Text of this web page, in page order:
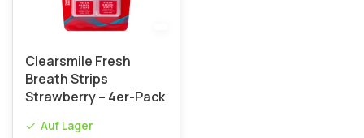
Clearsmile Fresh
Breath Strips
Strawberry – 4er-Pack
Auf Lager